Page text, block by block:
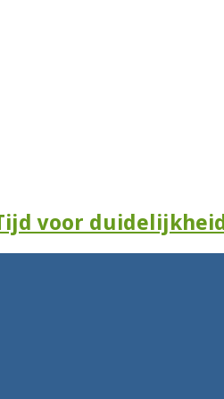
voor duidelijkheid